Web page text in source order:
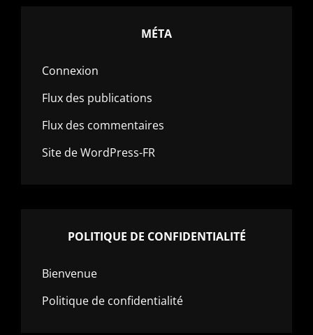
MÉTA
Connexion
Flux des publications
Flux des commentaires
Site de WordPress-FR
POLITIQUE DE CONFIDENTIALITÉ
Bienvenue
Politique de confidentialité